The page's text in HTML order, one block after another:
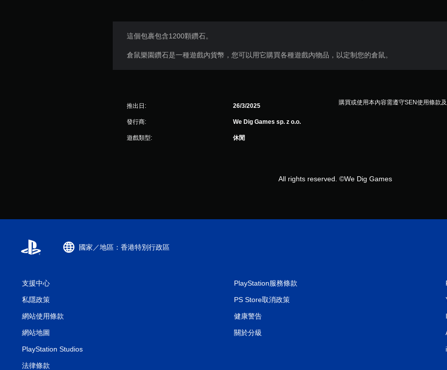
這個包裹包含1200顆鑽石。
倉鼠樂園鑽石是一種遊戲內貨幣，您可以用它購買各種遊戲內物品，以定制您的倉鼠。
推出日: 26/3/2025
發行商: We Dig Games sp. z o.o.
遊戲類型: 休閒
購買或使用本內容需遵守SEN使用條款及
All rights reserved. ©We Dig Games
國家／地區：香港特別行政區
支援中心
私隱政策
網站使用條款
網站地圖
PlayStation Studios
法律條款
PlayStation服務條款
PS Store取消政策
健康警告
關於分級